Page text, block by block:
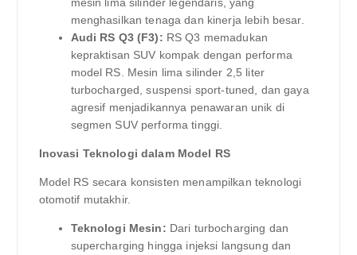
mesin lima silinder legendaris, yang
menghasilkan tenaga dan kinerja lebih besar.
Audi RS Q3 (F3): RS Q3 memadukan
kepraktisan SUV kompak dengan performa
model RS. Mesin lima silinder 2,5 liter
turbocharged, suspensi sport-tuned, dan gaya
agresif menjadikannya penawaran unik di
segmen SUV performa tinggi.
Inovasi Teknologi dalam Model RS
Model RS secara konsisten menampilkan teknologi
otomotif mutakhir.
Teknologi Mesin: Dari turbocharging dan
supercharging hingga injeksi langsung dan